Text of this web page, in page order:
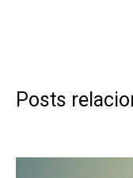
Posts